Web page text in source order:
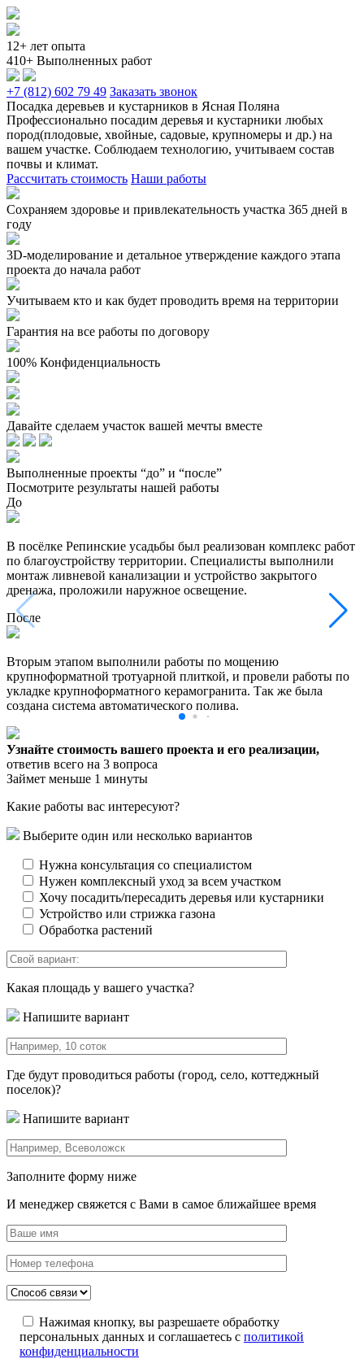
12+ лет опыта
410+ Выполненных работ
+7 (812) 602 79 49 Заказать звонок
Посадка деревьев и кустарников в Ясная Поляна
Профессионально посадим деревья и кустарники любых
пород(плодовые, хвойные, садовые, крупномеры и др.) на
вашем участке. Соблюдаем технологию, учитываем состав
почвы и климат.
Рассчитать стоимость Наши работы
Сохраняем здоровье и привлекательность участка 365 дней в
году
3D-моделирование и детальное утверждение каждого этапа
проекта до начала работ
Учитываем кто и как будет проводить время на территории
Гарантия на все работы по договору
100% Конфиденциальность
Давайте сделаем участок вашей мечты вместе
Выполненные проекты “до” и “после”
Посмотрите результаты нашей работы
До
В посёлке Репинские усадьбы был реализован комплекс работ
по благоустройству территории. Специалисты выполнили
монтаж ливневой канализации и устройство закрытого
дренажа, проложили наружное освещение.
После
Вторым этапом выполнили работы по мощению
крупноформатной тротуарной плиткой, и провели работы по
укладке крупноформатного керамогранита. Так же была
создана система автоматического полива.
Узнайте стоимость вашего проекта и его реализации,
ответив всего на 3 вопроса
Займет меньше 1 минуты
Какие работы вас интересуют?
Выберите один или несколько вариантов
Нужна консультация со специалистом
Нужен комплексный уход за всем участком
Хочу посадить/пересадить деревья или кустарники
Устройство или стрижка газона
Обработка растений
Какая площадь у вашего участка?
Напишите вариант
Где будут проводиться работы (город, село, коттеджный
поселок)?
Напишите вариант
Заполните форму ниже
И менеджер свяжется с Вами в самое ближайшее время
Нажимая кнопку, вы разрешаете обработку
персональных данных и соглашаетесь с политикой
конфиденциальности